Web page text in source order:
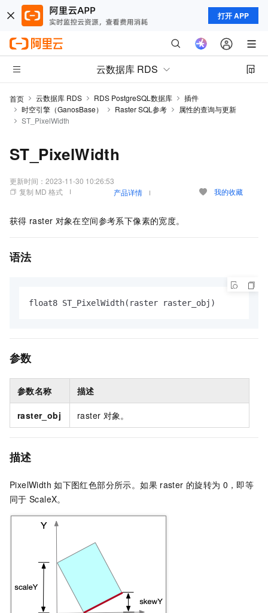
打开 APP
云数据库 RDS
首页 云数据库 RDS RDS PostgreSQL数据库
插件
时空引擎（GanosBase）
Raster SQL参考
属性的查询与更新
ST_PixelWidth
ST_PixelWidth
更新时间： 2023-11-30 10:26:53
复制 MD 格式
产品详情 我的收藏
获得 raster 对象在空间参考系下像素的宽度。
语法
float8 ST_PixelWidth(raster raster_obj)
参数
参数名称 描述
raster_obj raster 对象。
描述
PixelWidth 如下图红色部分所示。如果 raster 的旋转为 0，即等
同于 ScaleX。